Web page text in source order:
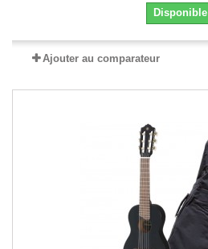
Disponible
Ajouter au comparateur